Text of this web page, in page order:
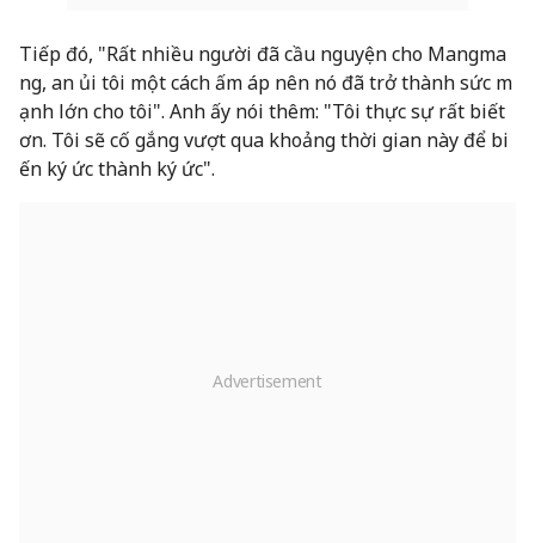
Tiếp đó, "Rất nhiều người đã cầu nguyện cho Mangma
ng, an ủi tôi một cách ấm áp nên nó đã trở thành sức m
ạnh lớn cho tôi". Anh ấy nói thêm: "Tôi thực sự rất biết
ơn. Tôi sẽ cố gắng vượt qua khoảng thời gian này để bi
ến ký ức thành ký ức".